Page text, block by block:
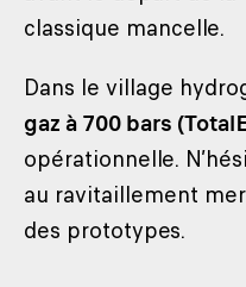
classique mancelle.
Dans le village
gaz à 700 bars
opérationnelle.
au ravitaillement
des prototypes.